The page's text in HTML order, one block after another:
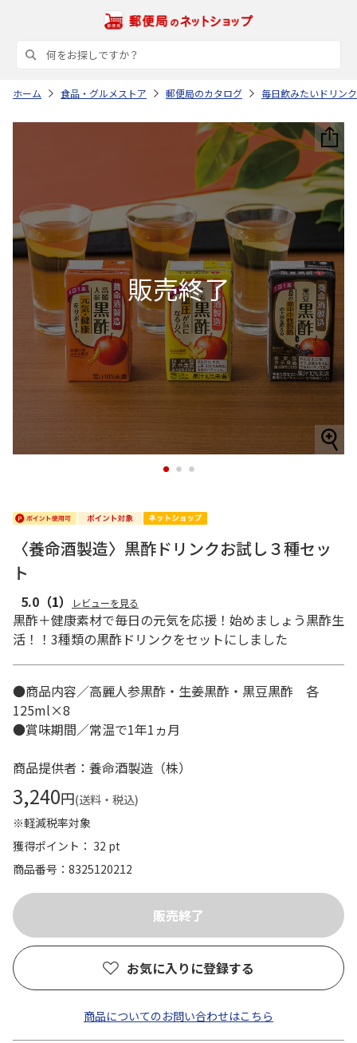
ホーム 食品・グルメストア 郵便局のカタログ 毎日飲みたいドリン
1 2 3
〈養命酒製造〉黒酢ドリンクお試し３種セッ
ト
5.0 （1） レビューを見る
黒酢＋健康素材で毎日の元気を応援！始めましょう黒酢生
活！！3種類の黒酢ドリンクをセットにしました
●商品内容／高麗人参黒酢・生姜黒酢・黒豆黒酢 各
125ml×8
●賞味期間／常温で1年1ヵ月
商品提供者：養命酒製造（株）
3,240円(送料・税込)
※軽減税率対象
獲得ポイント： 32 pt
商品番号
8325120212
お気に入りに登録する
商品についてのお問い合わせはこちら